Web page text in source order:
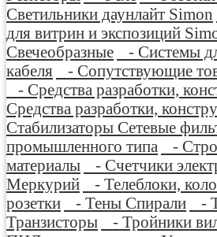
Светильники даунлайт Simon
для витрин и экспозиций
Свечеобразные
- Системы
кабеля
- Сопутствующие
- Средства разработки,
Средства разработки,
Стабилизаторы Сетевые
промышленного типа
-
материалы
- Счетчики
Меркурий
- Телеблоки,
розетки
- Тены Спирали -
Транзисторы
- Тройники